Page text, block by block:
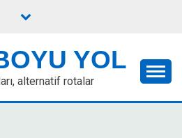
YOL
alternatif rotalar